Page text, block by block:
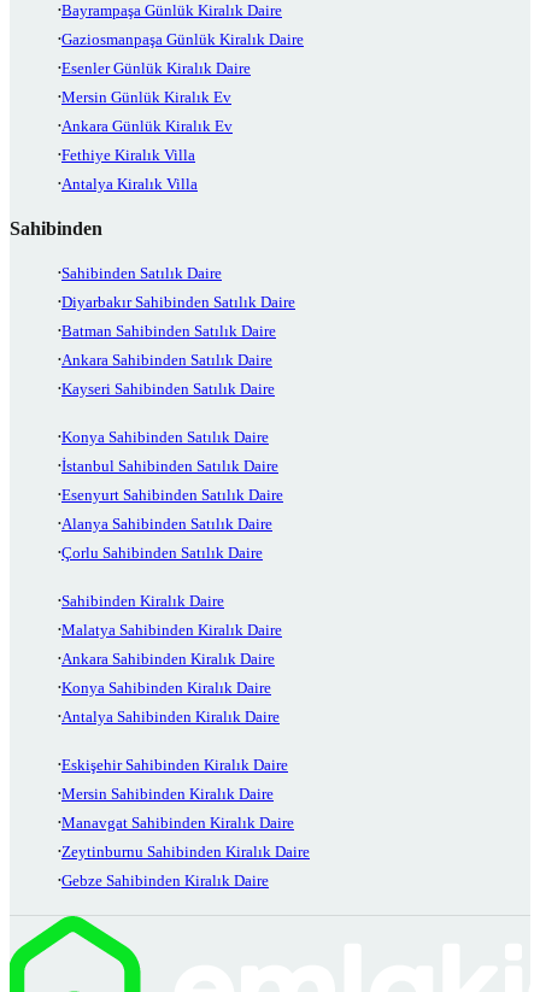
Bayrampaşa Günlük Kiralık Daire
Gaziosmanpaşa Günlük Kiralık Daire
Esenler Günlük Kiralık Daire
Mersin Günlük Kiralık Ev
Ankara Günlük Kiralık Ev
Fethiye Kiralık Villa
Antalya Kiralık Villa
Sahibinden
Sahibinden Satılık Daire
Diyarbakır Sahibinden Satılık Daire
Batman Sahibinden Satılık Daire
Ankara Sahibinden Satılık Daire
Kayseri Sahibinden Satılık Daire
Konya Sahibinden Satılık Daire
İstanbul Sahibinden Satılık Daire
Esenyurt Sahibinden Satılık Daire
Alanya Sahibinden Satılık Daire
Çorlu Sahibinden Satılık Daire
Sahibinden Kiralık Daire
Malatya Sahibinden Kiralık Daire
Ankara Sahibinden Kiralık Daire
Konya Sahibinden Kiralık Daire
Antalya Sahibinden Kiralık Daire
Eskişehir Sahibinden Kiralık Daire
Mersin Sahibinden Kiralık Daire
Manavgat Sahibinden Kiralık Daire
Zeytinburnu Sahibinden Kiralık Daire
Gebze Sahibinden Kiralık Daire